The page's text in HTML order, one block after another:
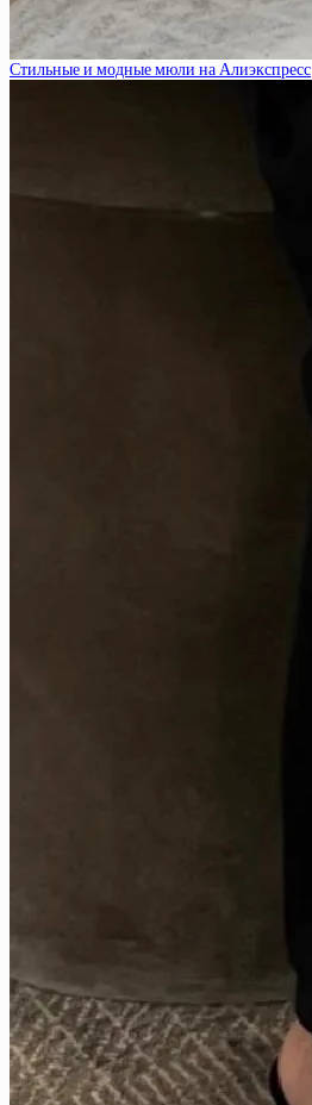
Стильные и модные мюли на Алиэкспресс